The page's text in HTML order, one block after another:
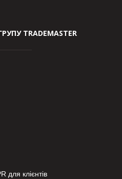
TRADEMASTER
для клієнтів